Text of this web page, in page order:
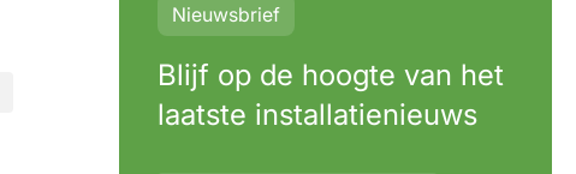
Nieuwsbrief
Blijf op de hoogte van het
laatste installatienieuws